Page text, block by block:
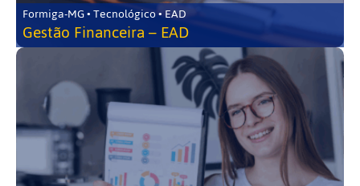
Formiga-MG • Tecnológico • EAD
Gestão Financeira – EAD